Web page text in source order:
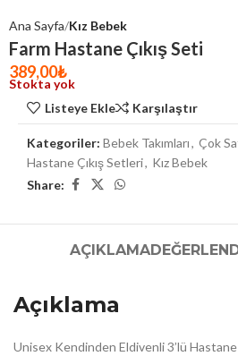
Ana Sayfa Kız Bebek
Farm Hastane Çıkış Seti
389,00₺
Stokta yok
Listeye Ekle
Karşılaştır
Kategoriler: Bebek Takımları, Çok
Hastane Çıkış Setleri, Kız Bebek
Share:
AÇIKLAMA
Açıklama
Unisex Kendinden Eldivenli 3’lü Hastane